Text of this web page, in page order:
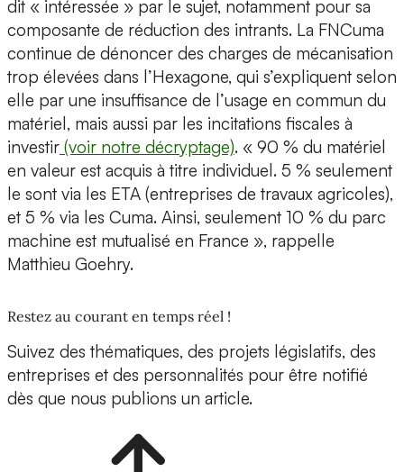
dit « intéressée » par le sujet, notamment pour sa
composante de réduction des intrants. La FNCuma
continue de dénoncer des charges de mécanisation
trop élevées dans l’Hexagone, qui s’expliquent selon
elle par une insuffisance de l’usage en commun du
matériel, mais aussi par les incitations fiscales à
investir (voir notre décryptage). « 90 % du matériel
en valeur est acquis à titre individuel. 5 % seulement
le sont via les ETA (entreprises de travaux agricoles),
et 5 % via les Cuma. Ainsi, seulement 10 % du parc
machine est mutualisé en France », rappelle
Matthieu Goehry.
Restez au courant en temps réel !
Suivez des thématiques, des projets législatifs, des
entreprises et des personnalités pour être notifié
dès que nous publions un article.